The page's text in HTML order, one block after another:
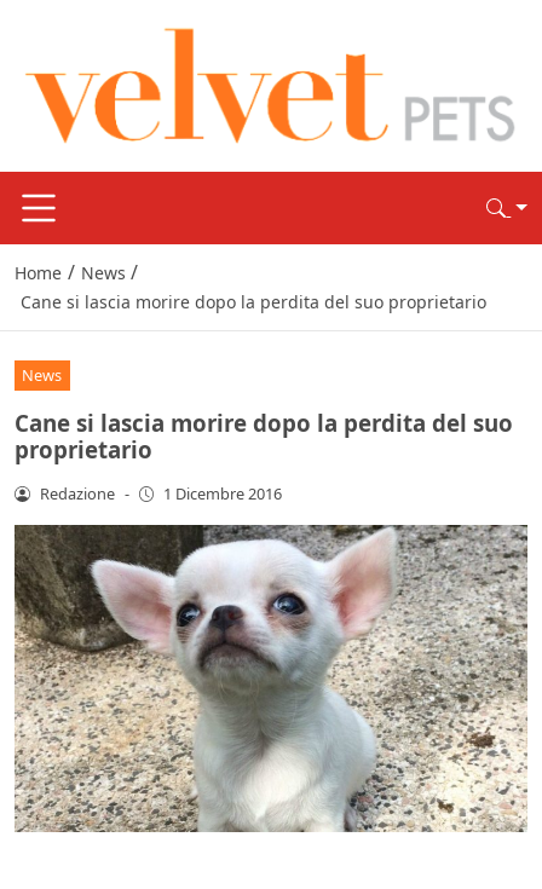
Home / News /
Cane si lascia morire dopo la perdita del suo proprietario
News
Cane si lascia morire dopo la perdita del suo
proprietario
Redazione - 1 Dicembre 2016